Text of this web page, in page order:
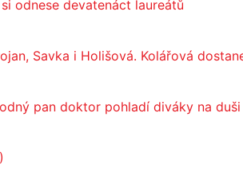
odnese devatenáct laureátů
Savka i Holišová. Kolářová
pan doktor pohladí diváky na